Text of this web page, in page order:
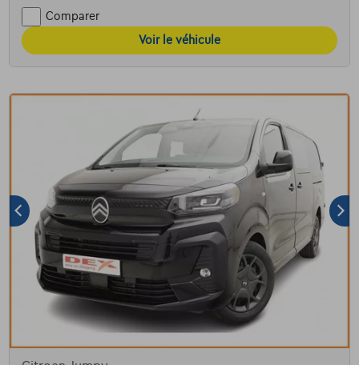
Comparer
Voir le véhicule